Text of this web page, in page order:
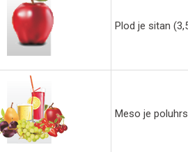
Plod je sitan
Meso je